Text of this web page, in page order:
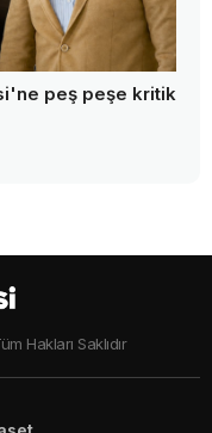
peş peşe kritik
Hakları Saklıdır